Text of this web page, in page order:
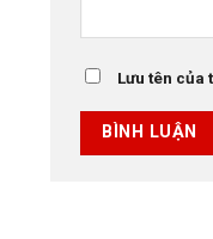
Lưu tên của